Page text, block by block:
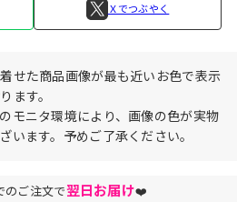
Ｘでつぶやく
せた商品画像が最も近いお色で表示
ます。
モニタ環境により、画像の色が実物
います。予めご了承ください。
のご注文で翌日お届け❤️